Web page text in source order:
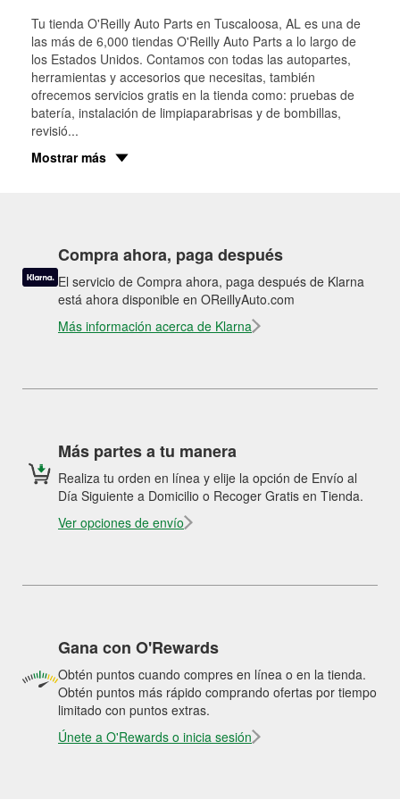
Tu tienda O'Reilly Auto Parts en Tuscaloosa, AL es una de
las más de 6,000 tiendas O'Reilly Auto Parts a lo largo de
los Estados Unidos. Contamos con todas las autopartes,
herramientas y accesorios que necesitas, también
ofrecemos servicios gratis en la tienda como: pruebas de
batería, instalación de limpiaparabrisas y de bombillas,
revisió...
Mostrar más
Compra ahora, paga después
El servicio de Compra ahora, paga después de Klarna
está ahora disponible en OReillyAuto.com
Más información acerca de Klarna
Más partes a tu manera
Realiza tu orden en línea y elije la opción de Envío al
Día Siguiente a Domicilio o Recoger Gratis en Tienda.
Ver opciones de envío
Gana con O'Rewards
Obtén puntos cuando compres en línea o en la tienda.
Obtén puntos más rápido comprando ofertas por tiempo
limitado con puntos extras.
Únete a O'Rewards o inicia sesión